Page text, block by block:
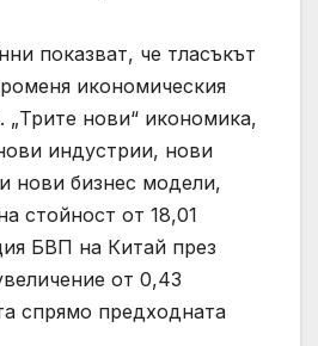
показват, че тласъкът
икономическия
„Трите нови“ икономика,
индустрии, нови
нови бизнес модели,
стойност от 18,01
БВП на Китай през
от 0,43
спрямо предходната